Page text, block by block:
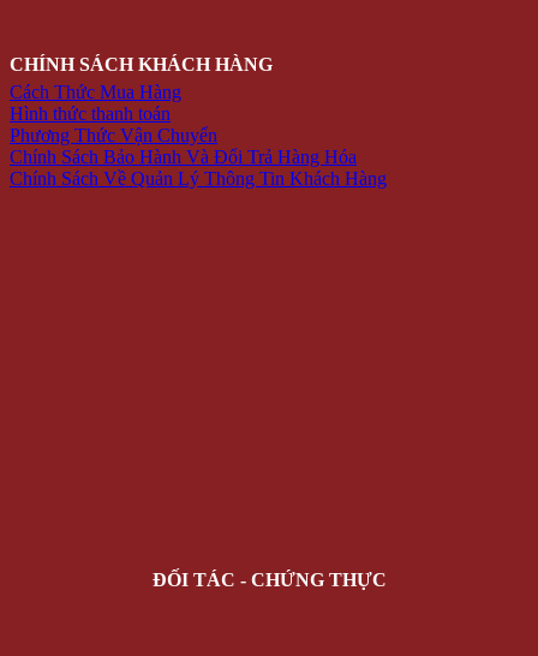
CHÍNH SÁCH KHÁCH HÀNG
Cách Thức Mua Hàng
Hình thức thanh toán
Phương Thức Vận Chuyển
Chính Sách Bảo Hành Và Đổi Trả Hàng Hóa
Chính Sách Về Quản Lý Thông Tin Khách Hàng
ĐỐI TÁC - CHỨNG THỰC